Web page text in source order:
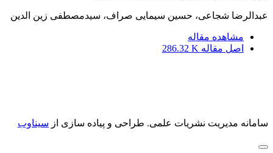
عبدالرضا شجاعی، حسین سیمایی صراف، سیدمصطفی زین الدین
مشاهده مقاله
اصل مقاله 286.32 K
سامانه مدیریت نشریات علمی. طراحی و پیاده سازی از سیناوب